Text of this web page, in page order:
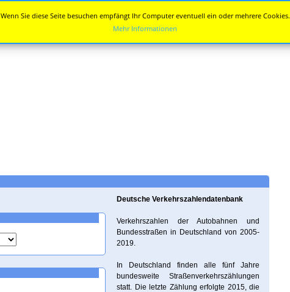
Deutsche Verkehrszahlendatenbank
Verkehrszahlen der Autobahnen und
Bundesstraßen in Deutschland von 2005-
2019.
In Deutschland finden alle fünf Jahre
bundesweite Straßenverkehrszählungen
statt. Die letzte Zählung erfolgte 2015, die
Wenn Sie diese Seite besuchen empfängt Ihr Computer eventuell ein oder mehrere Cookies.
Mehr Informationen